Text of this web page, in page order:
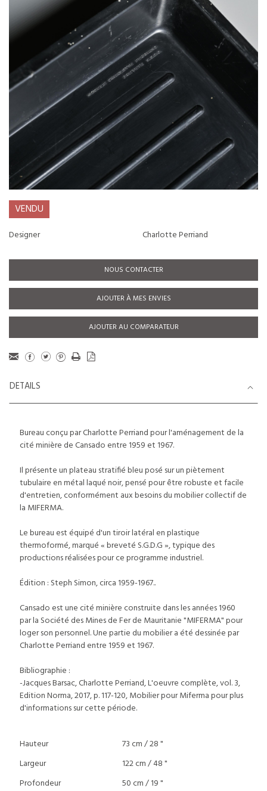
VENDU
Designer Charlotte Perriand
NOUS CONTACTER
AJOUTER À MES ENVIES
AJOUTER AU COMPARATEUR
DETAILS
Bureau conçu par Charlotte Perriand pour l'aménagement de la
cité minière de Cansado entre 1959 et 1967.
Il présente un plateau stratifié bleu posé sur un piètement
tubulaire en métal laqué noir, pensé pour être robuste et facile
d'entretien, conformément aux besoins du mobilier collectif de
la MIFERMA.
Le bureau est équipé d'un tiroir latéral en plastique
thermoformé, marqué « breveté S.G.D.G », typique des
productions réalisées pour ce programme industriel.
Édition : Steph Simon, circa 1959-1967..
Cansado est une cité minière construite dans les années 1960
par la Société des Mines de Fer de Mauritanie "MIFERMA" pour
loger son personnel. Une partie du mobilier a été dessinée par
Charlotte Perriand entre 1959 et 1967.
Bibliographie :
-Jacques Barsac, Charlotte Perriand, L'oeuvre complète, vol. 3,
Edition Norma, 2017, p. 117-120, Mobilier pour Miferma pour plus
d'informations sur cette période.
Hauteur
73 cm / 28 "
Largeur
122 cm / 48 "
Profondeur
50 cm / 19 "